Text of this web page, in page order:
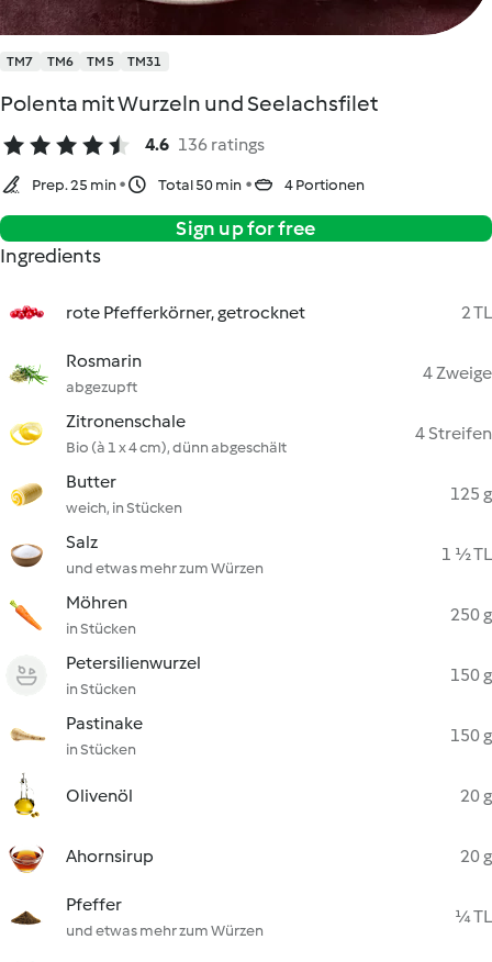
TM7 TM6 TM5 TM31
Polenta mit Wurzeln und Seelachsfilet
4.6 136 ratings
Prep. 25 min Total 50 min 4 Portionen
Sign up for free
Ingredients
rote Pfefferkörner, getrocknet 2 TL
Rosmarin
abgezupft
4 Zweige
Zitronenschale
Bio (à 1 x 4 cm), dünn abgeschält
4 Streifen
Butter
weich, in Stücken
125 g
Salz
und etwas mehr zum Würzen
1 ½ TL
Möhren
in Stücken
250 g
Petersilienwurzel
in Stücken
150 g
Pastinake
in Stücken
150 g
Olivenöl 20 g
Ahornsirup 20 g
Pfeffer
und etwas mehr zum Würzen
¼ TL